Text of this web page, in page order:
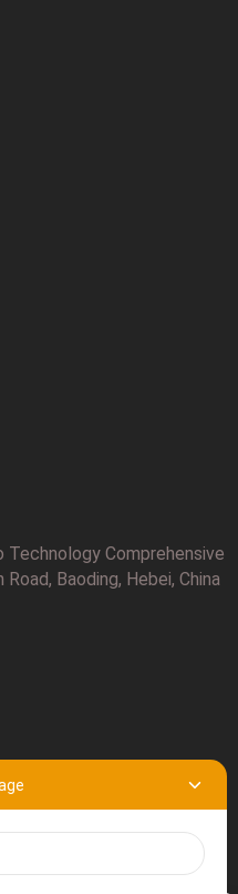
Technology Comprehensive
Road, Baoding, Hebei, China
haben, nutzen Sie bitte
Sie uns eine E-Mail oder